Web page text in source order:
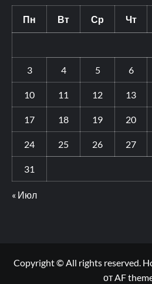
Пн Вт Ср Чт
3 4 5 6
10 11 12 13
17 18 19 20
24 25 26 27
31
« Июл
Copyright © All rights reserved.
от AF